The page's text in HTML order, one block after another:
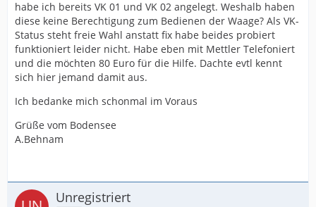
habe ich bereits VK 01 und VK 02 angelegt. Weshalb haben
diese keine Berechtigung zum Bedienen der Waage? Als VK-
Status steht freie Wahl anstatt fix habe beides probiert
funktioniert leider nicht. Habe eben mit Mettler Telefoniert
und die möchten 80 Euro für die Hilfe. Dachte evtl kennt
sich hier jemand damit aus.
Ich bedanke mich schonmal im Voraus
Grüße vom Bodensee
A.Behnam
Unregistriert